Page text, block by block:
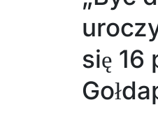
się